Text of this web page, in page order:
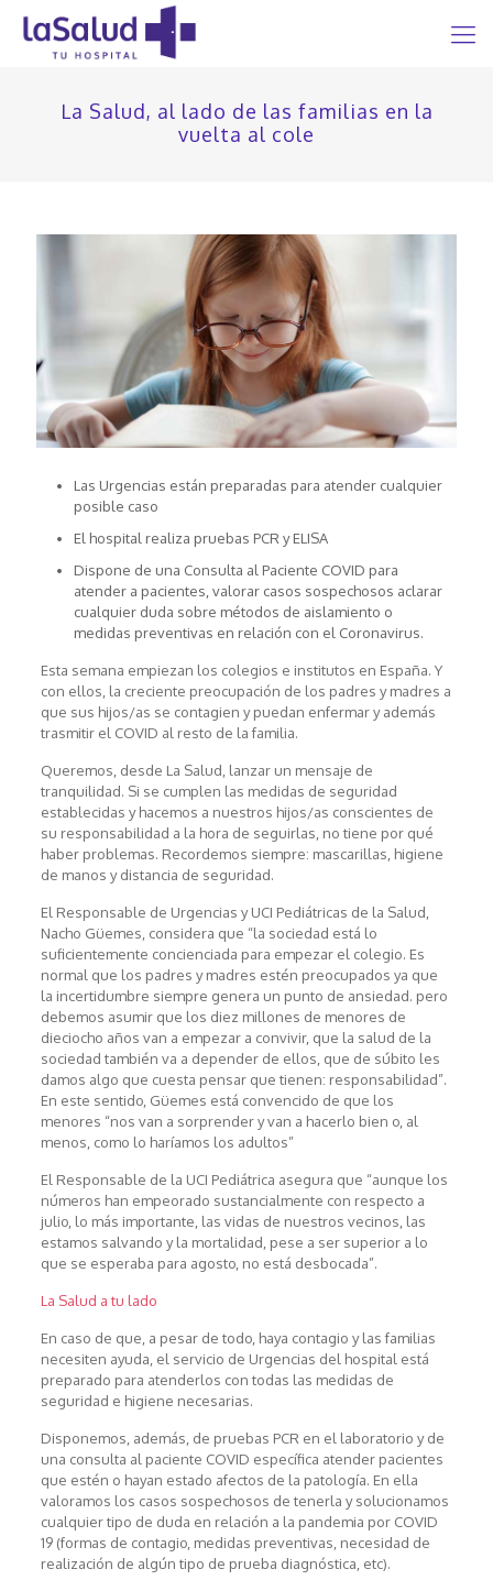
La Salud, al lado de las familias en la
vuelta al cole
Las Urgencias están preparadas para atender cualquier
posible caso
El hospital realiza pruebas PCR y ELISA
Dispone de una Consulta al Paciente COVID para
atender a pacientes, valorar casos sospechosos aclarar
cualquier duda sobre métodos de aislamiento o
medidas preventivas en relación con el Coronavirus.
Esta semana empiezan los colegios e institutos en España. Y
con ellos, la creciente preocupación de los padres y madres a
que sus hijos/as se contagien y puedan enfermar y además
trasmitir el COVID al resto de la familia.
Queremos, desde La Salud, lanzar un mensaje de
tranquilidad. Si se cumplen las medidas de seguridad
establecidas y hacemos a nuestros hijos/as conscientes de
su responsabilidad a la hora de seguirlas, no tiene por qué
haber problemas. Recordemos siempre: mascarillas, higiene
de manos y distancia de seguridad.
El Responsable de Urgencias y UCI Pediátricas de la Salud,
Nacho Güemes, considera que “la sociedad está lo
suficientemente concienciada para empezar el colegio. Es
normal que los padres y madres estén preocupados ya que
la incertidumbre siempre genera un punto de ansiedad. pero
debemos asumir que los diez millones de menores de
dieciocho años van a empezar a convivir, que la salud de la
sociedad también va a depender de ellos, que de súbito les
damos algo que cuesta pensar que tienen: responsabilidad”.
En este sentido, Güemes está convencido de que los
menores “nos van a sorprender y van a hacerlo bien o, al
menos, como lo haríamos los adultos”
El Responsable de la UCI Pediátrica asegura que “aunque los
números han empeorado sustancialmente con respecto a
julio, lo más importante, las vidas de nuestros vecinos, las
estamos salvando y la mortalidad, pese a ser superior a lo
que se esperaba para agosto, no está desbocada”.
La Salud a tu lado
En caso de que, a pesar de todo, haya contagio y las familias
necesiten ayuda, el servicio de Urgencias del hospital está
preparado para atenderlos con todas las medidas de
seguridad e higiene necesarias.
Disponemos, además, de pruebas PCR en el laboratorio y de
una consulta al paciente COVID específica atender pacientes
que estén o hayan estado afectos de la patología. En ella
valoramos los casos sospechosos de tenerla y solucionamos
cualquier tipo de duda en relación a la pandemia por COVID
19 (formas de contagio, medidas preventivas, necesidad de
realización de algún tipo de prueba diagnóstica, etc).